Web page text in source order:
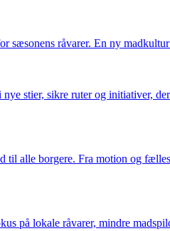
sæsonens råvarer. En ny
stier, sikre ruter og initiativer,
alle borgere. Fra motion og
på lokale råvarer, mindre